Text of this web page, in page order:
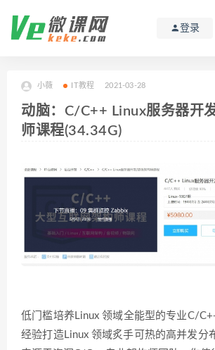
登录
小薇 IT教程 2021-03-28
动脑：C/C++ Linux服务器开
师课程(34.34G)
低门槛培养Linux 领域全能型的专业C/
经验打造Linux 领域炙手可热的高并发分